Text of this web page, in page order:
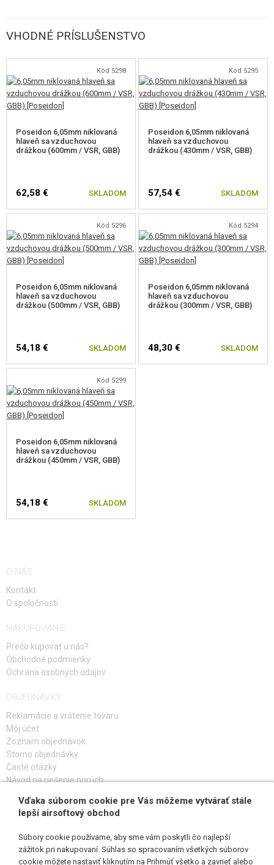
VHODNÉ PRÍSLUŠENSTVO
Kód 5298
Poseidon 6,05mm niklovaná
hlaveň sa vzduchovou
drážkou (600mm / VSR, GBB)
62,58 € SKLADOM
Kód 5295
Poseidon 6,05mm niklovaná
hlaveň sa vzduchovou
drážkou (430mm / VSR, GBB)
57,54 € SKLADOM
Kód 5296
Poseidon 6,05mm niklovaná
hlaveň sa vzduchovou
drážkou (500mm / VSR, GBB)
54,18 € SKLADOM
Kód 5294
Poseidon 6,05mm niklovaná
hlaveň sa vzduchovou
drážkou (300mm / VSR, GBB)
48,30 € SKLADOM
Kód 5299
Poseidon 6,05mm niklovaná
hlaveň sa vzduchovou
drážkou (450mm / VSR, GBB)
54,18 € SKLADOM
O NÁS
Kontakt
O spoločnosti
NAKUPOVANIE
Prečo kupovať u nás?
Obchodné podmienky
Ochrana osobných údajov
OBJEDNÁVKY
Reklamácie a vrátenie tovaru
Môj účet
Zoznam objednávok
Storno objednávky
Časté otázky
Návod na riešenie porúch
PRIHLÁS SA K ODBERU
Vďaka súborom cookie pre Vás môžeme vytvárať stále
lepší airsoftový obchod
Súbory cookie používame, aby sme vám poskytli čo najlepší
zážitok pri nakupovaní. Súhlas so spracovaním všetkých súborov
cookie môžete nastaviť kliknutím na Prihmúť všetko a zavrieť alebo